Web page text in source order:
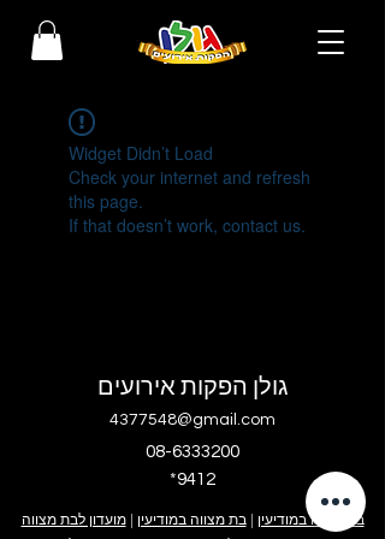
Widget Didn’t Load
Check your internet and refresh
this page.
If that doesn’t work, contact us.
גולן הפקות אירועים
4377548@gmail.com
08-6333200
בר מצווה במודיעין |בת מצווה במודיעין |מועדון לבת מצווה
*9412